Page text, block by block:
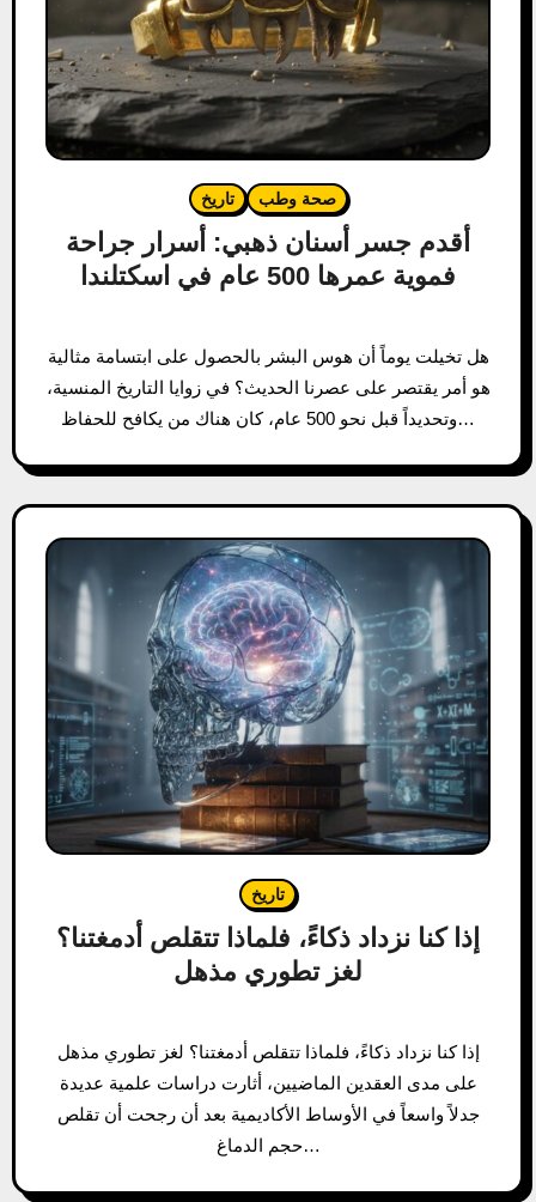
تاريخ صحة وطب
أقدم جسر أسنان ذهبي: أسرار جراحة
فموية عمرها 500 عام في اسكتلندا
هل تخيلت يوماً أن هوس البشر بالحصول على ابتسامة مثالية
هو أمر يقتصر على عصرنا الحديث؟ في زوايا التاريخ المنسية،
وتحديداً قبل نحو 500 عام، كان هناك من يكافح للحفاظ…
تاريخ
إذا كنا نزداد ذكاءً، فلماذا تتقلص أدمغتنا؟
لغز تطوري مذهل
إذا كنا نزداد ذكاءً، فلماذا تتقلص أدمغتنا؟ لغز تطوري مذهل
على مدى العقدين الماضيين، أثارت دراسات علمية عديدة
جدلاً واسعاً في الأوساط الأكاديمية بعد أن رجحت أن تقلص
حجم الدماغ…